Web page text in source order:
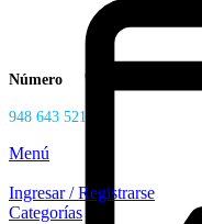
Número
948 643 521
Menú
Ingresar / Registrarse
Categorías